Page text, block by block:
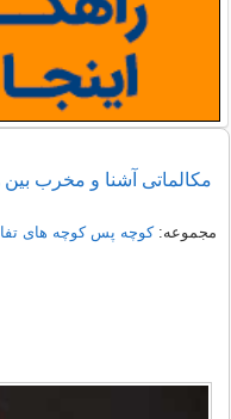
مکالماتی آشنا و مخرب
مجموعه:کوچه پس کوچه های